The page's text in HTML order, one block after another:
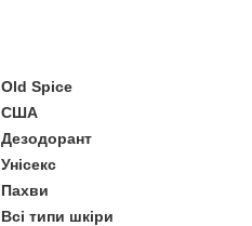
Old Spice
США
Дезодорант
Унісекс
Пахви
Всі типи шкіри